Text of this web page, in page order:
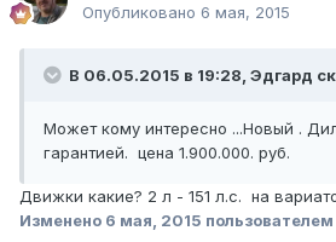
Опубликовано 6 мая, 2015
В 06.05.2015 в 19:28, Эдгард
Может кому интересно ...Новый .
гарантией. цена 1.900.000. руб.
Движки какие? 2 л - 151 л.с. на
Изменено 6 мая, 2015 пользователем